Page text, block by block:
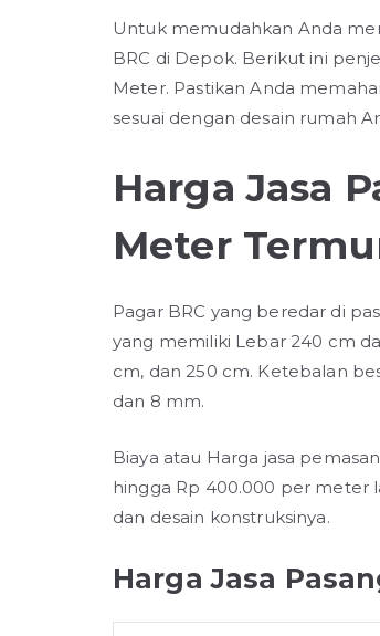
Untuk memudahkan Anda
BRC di Depok. Berikut ini
Meter. Pastikan Anda
sesuai dengan desain rumah
Harga Jasa
Meter
Pagar BRC yang beredar di
yang memiliki Lebar 240 cm
cm, dan 250 cm. Ketebalan
dan 8 mm.
Biaya atau Harga jasa
hingga Rp 400.000 per meter
dan desain konstruksinya.
Harga Jasa